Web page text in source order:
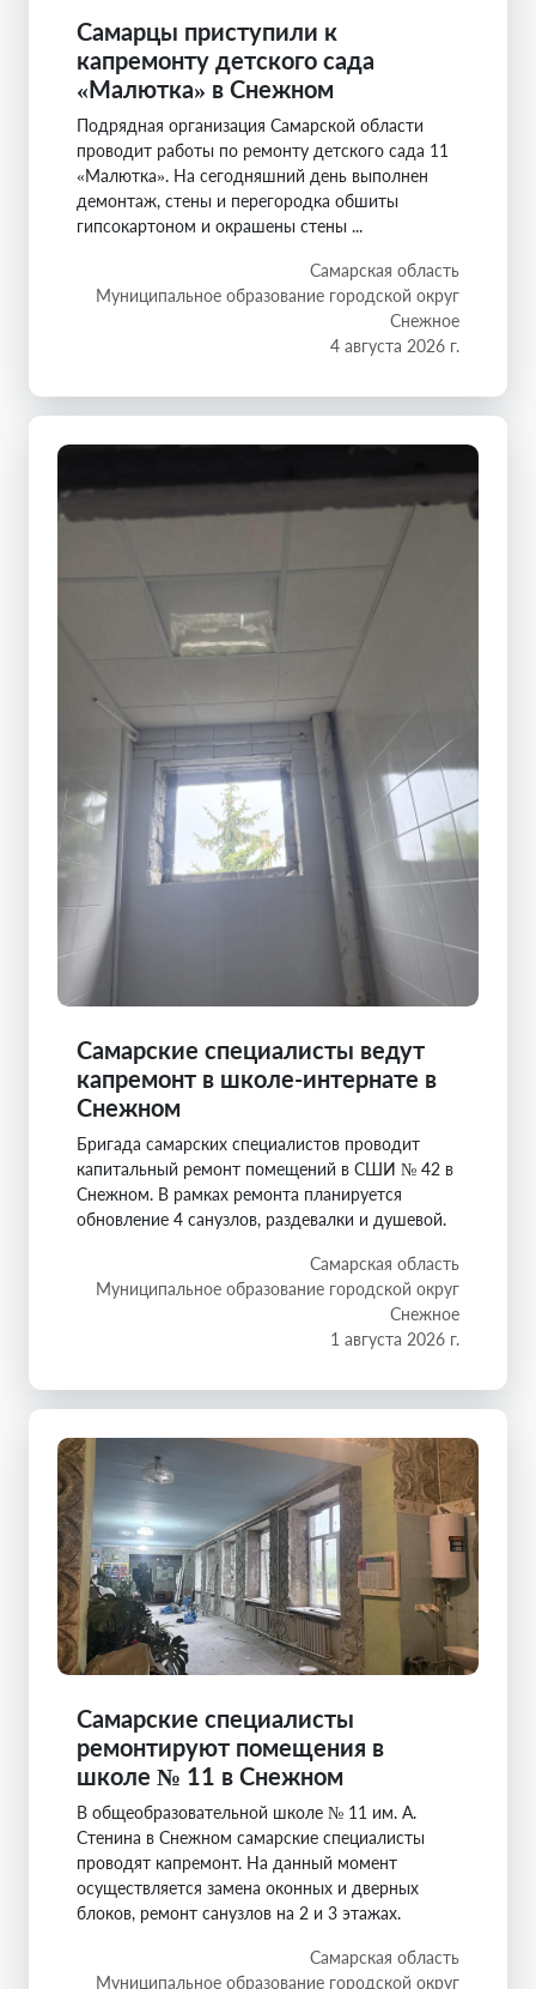
Самарцы приступили к
капремонту детского сада
«Малютка» в Снежном
Подрядная организация Самарской области
проводит работы по ремонту детского сада 11
«Малютка». На сегодняшний день выполнен
демонтаж, стены и перегородка обшиты
гипсокартоном и окрашены стены ...
Самарская область
Муниципальное образование городской округ
Снежное
4 августа 2026 г.
Самарские специалисты ведут
капремонт в школе-интернате в
Снежном
Бригада самарских специалистов проводит
капитальный ремонт помещений в СШИ № 42 в
Снежном. В рамках ремонта планируется
обновление 4 санузлов, раздевалки и душевой.
Самарская область
Муниципальное образование городской округ
Снежное
1 августа 2026 г.
Самарские специалисты
ремонтируют помещения в
школе № 11 в Снежном
В общеобразовательной школе № 11 им. А.
Стенина в Снежном самарские специалисты
проводят капремонт. На данный момент
осуществляется замена оконных и дверных
блоков, ремонт санузлов на 2 и 3 этажах.
Самарская область
Муниципальное образование городской округ